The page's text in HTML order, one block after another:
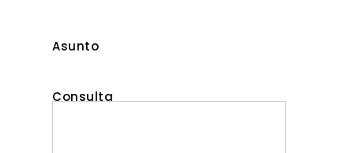
Asunto
Consulta